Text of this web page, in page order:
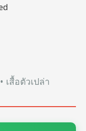
เสื้อตัวเปล่า